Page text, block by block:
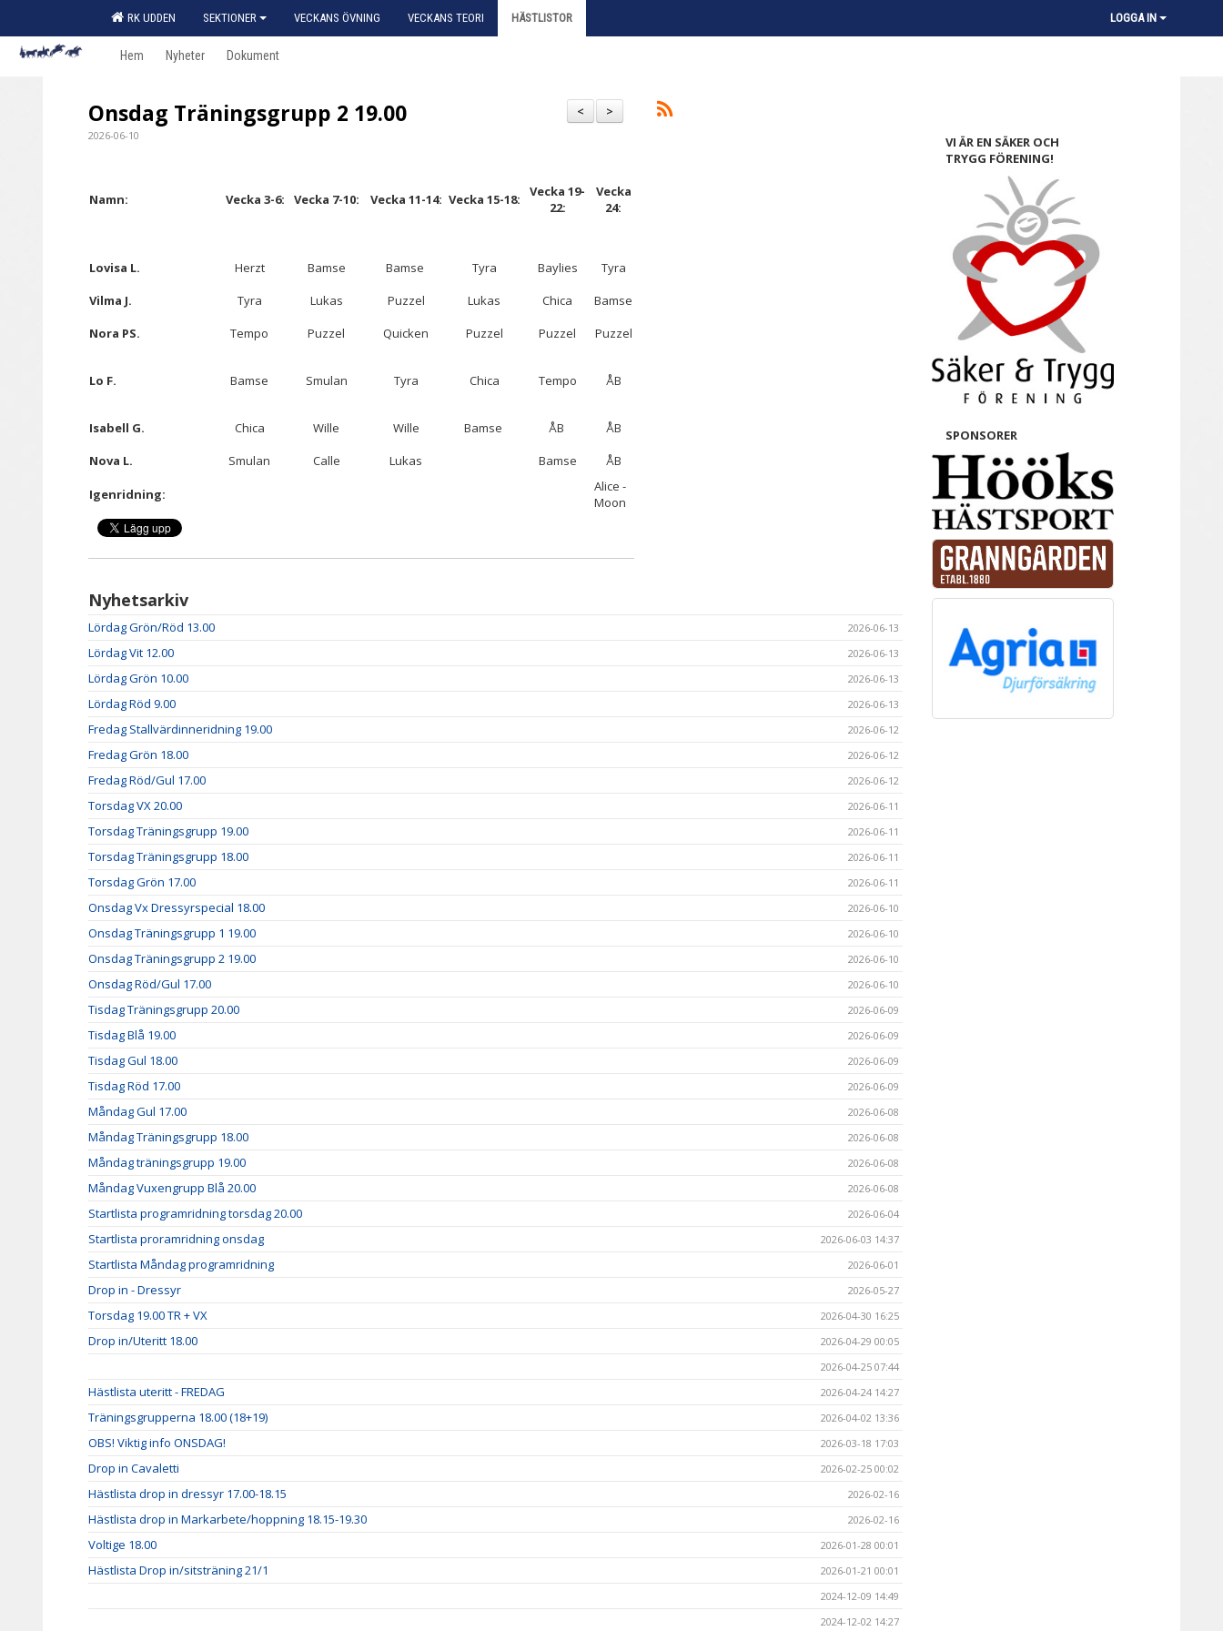
RK UDDEN SEKTIONER VECKANS ÖVNING VECKANS TEORI HÄSTLISTOR LOGGA IN
Hem Nyheter Dokument
>
<
Onsdag Träningsgrupp 2 19.00
2026-06-10
Namn: Vecka 3-6: Vecka 7-10: Vecka 11-14: Vecka 15-18:
Vecka 19-
22:
Vecka
24:
Lovisa L. Herzt Bamse Bamse Tyra Baylies
Tyra
Vilma J.
Tyra Lukas Puzzel Lukas Chica
Bamse
Nora PS.
Tempo Puzzel Quicken Puzzel Puzzel Puzzel
Lo F. Bamse Smulan Tyra Chica Tempo ÅB
Isabell G. Chica Wille Wille Bamse ÅB
ÅB
Nova L.
Smulan Calle Lukas Bamse ÅB
Igenridning:
Alice -
Moon
Nyhetsarkiv
Lördag Grön/Röd 13.00 2026-06-13
Lördag Vit 12.00 2026-06-13
Lördag Grön 10.00 2026-06-13
Lördag Röd 9.00 2026-06-13
Fredag Stallvärdinneridning 19.00 2026-06-12
Fredag Grön 18.00 2026-06-12
Fredag Röd/Gul 17.00 2026-06-12
Torsdag VX 20.00 2026-06-11
Torsdag Träningsgrupp 19.00 2026-06-11
Torsdag Träningsgrupp 18.00 2026-06-11
Torsdag Grön 17.00 2026-06-11
Onsdag Vx Dressyrspecial 18.00 2026-06-10
Onsdag Träningsgrupp 1 19.00 2026-06-10
Onsdag Träningsgrupp 2 19.00 2026-06-10
Onsdag Röd/Gul 17.00 2026-06-10
Tisdag Träningsgrupp 20.00 2026-06-09
Tisdag Blå 19.00 2026-06-09
Tisdag Gul 18.00 2026-06-09
Tisdag Röd 17.00 2026-06-09
Måndag Gul 17.00 2026-06-08
Måndag Träningsgrupp 18.00 2026-06-08
Måndag träningsgrupp 19.00 2026-06-08
Måndag Vuxengrupp Blå 20.00 2026-06-08
Startlista programridning torsdag 20.00 2026-06-04
Startlista proramridning onsdag 2026-06-03 14:37
Startlista Måndag programridning 2026-06-01
Drop in - Dressyr 2026-05-27
Torsdag 19.00 TR + VX 2026-04-30 16:25
Drop in/Uteritt 18.00
2026-04-29 00:05
2026-04-25 07:44
Hästlista uteritt - FREDAG 2026-04-24 14:27
Träningsgrupperna 18.00 (18+19) 2026-04-02 13:36
OBS! Viktig info ONSDAG! 2026-03-18 17:03
Drop in Cavaletti 2026-02-25 00:02
Hästlista drop in dressyr 17.00-18.15 2026-02-16
Hästlista drop in Markarbete/hoppning 18.15-19.30 2026-02-16
Voltige 18.00 2026-01-28 00:01
Hästlista Drop in/sitsträning 21/1
2026-01-21 00:01
2024-12-09 14:49
2024-12-02 14:27
VI ÄR EN SÄKER OCH
TRYGG FÖRENING!
SPONSORER